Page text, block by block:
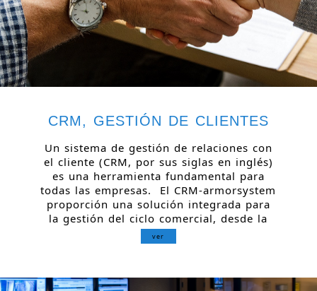
CRM, GESTIÓN DE CLIENTES
Un sistema de gestión de relaciones con
el cliente (CRM, por sus siglas en inglés)
es una herramienta fundamental para
todas las empresas. El CRM-armorsystem
proporción una solución integrada para
la gestión del ciclo comercial, desde la
ver